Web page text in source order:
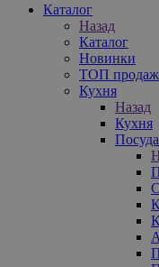
Каталог
Назад
Каталог
Новинки
ТОП продаж
Кухня
Назад
Кухня